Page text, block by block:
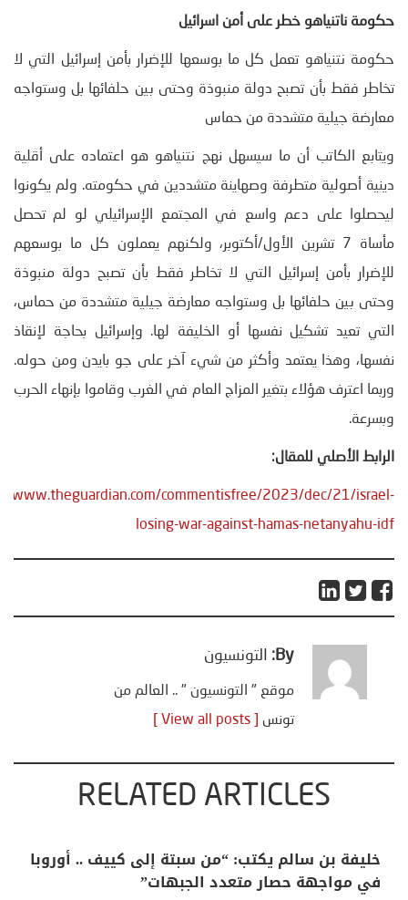
حكومة ناتنياهو خطر على أمن اسرائيل
حكومة نتنياهو تعمل كل ما بوسعها للإضرار بأمن إسرائيل التي لا
تخاطر فقط بأن تصبح دولة منبوذة وحتى بين حلفائها بل وستواجه
معارضة جيلية متشددة من حماس
ويتابع الكاتب أن ما سيسهل نهج نتنياهو هو اعتماده على أقلية
دينية أصولية متطرفة وصهاينة متشددين في حكومته. ولم يكونوا
ليحصلوا على دعم واسع في المجتمع الإسرائيلي لو لم تحصل
مأساة 7 تشرين الأول/أكتوبر، ولكنهم يعملون كل ما بوسعهم
للإضرار بأمن إسرائيل التي لا تخاطر فقط بأن تصبح دولة منبوذة
وحتى بين حلفائها بل وستواجه معارضة جيلية متشددة من حماس،
التي تعيد تشكيل نفسها أو الخليفة لها. وإسرائيل بحاجة لإنقاذ
نفسها، وهذا يعتمد وأكثر من شيء آخر على جو بايدن ومن حوله.
وربما اعترف هؤلاء بتغير المزاج العام في الغرب وقاموا بإنهاء الحرب
وبسرعة.
الرابط الأصلي للمقال:
www.theguardian.com/commentisfree/2023/dec/21/israel-
losing-war-against-hamas-netanyahu-idf
By: التونسيون
موقع " التونسيون " .. العالم من
تونس
RELATED ARTICLES
خليفة بن سالم يكتب: “من سبتة إلى كييف .. أوروبا
في مواجهة حصار متعدد الجبهات”